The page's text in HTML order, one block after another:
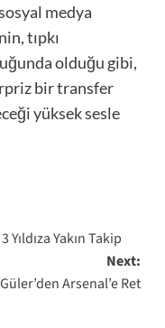
medya
tıpkı
olduğu gibi,
bir transfer
yüksek sesle
Yakın Takip
Next:
Arsenal’e Ret